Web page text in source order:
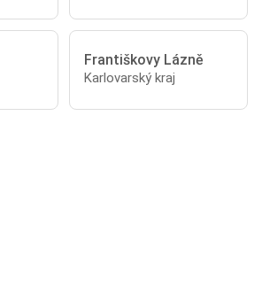
Františkovy Lázně
Karlovarský kraj